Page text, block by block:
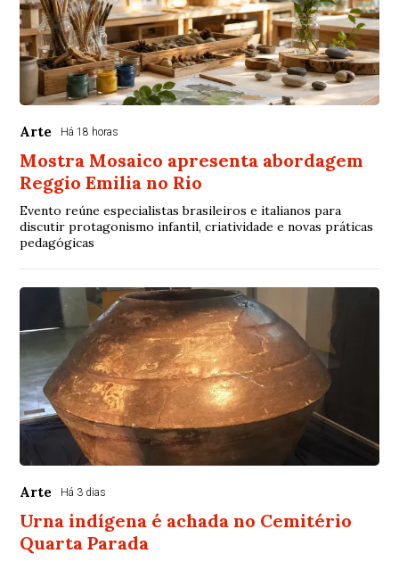
Arte Há 18 horas
Mostra Mosaico apresenta abordagem
Reggio Emilia no Rio
Evento reúne especialistas brasileiros e italianos para
discutir protagonismo infantil, criatividade e novas práticas
pedagógicas
Arte Há 3 dias
Urna indígena é achada no Cemitério
Quarta Parada